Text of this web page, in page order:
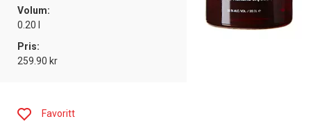
Volum:
0.20 l
Pris:
259.90 kr
Favoritt